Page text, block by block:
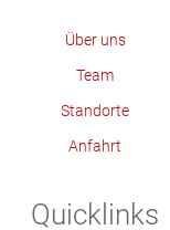
Über uns
Team
Standorte
Anfahrt
Quicklinks